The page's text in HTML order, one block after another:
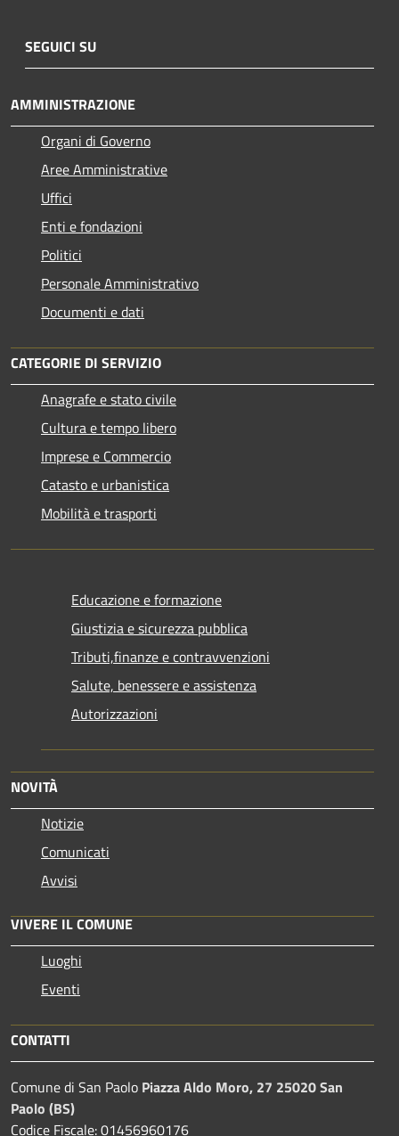
SEGUICI SU
AMMINISTRAZIONE
Organi di Governo
Aree Amministrative
Uffici
Enti e fondazioni
Politici
Personale Amministrativo
Documenti e dati
CATEGORIE DI SERVIZIO
Anagrafe e stato civile
Cultura e tempo libero
Imprese e Commercio
Catasto e urbanistica
Mobilità e trasporti
Educazione e formazione
Giustizia e sicurezza pubblica
Tributi,finanze e contravvenzioni
Salute, benessere e assistenza
Autorizzazioni
NOVITÀ
Notizie
Comunicati
Avvisi
VIVERE IL COMUNE
Luoghi
Eventi
CONTATTI
Comune di San Paolo Piazza Aldo Moro, 27 25020 San
Paolo (BS)
Codice Fiscale: 01456960176